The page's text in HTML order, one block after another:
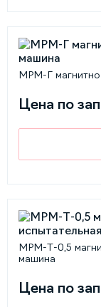
MPM-Г
Цена по
MPM-Т-0,5
машина
Цена по